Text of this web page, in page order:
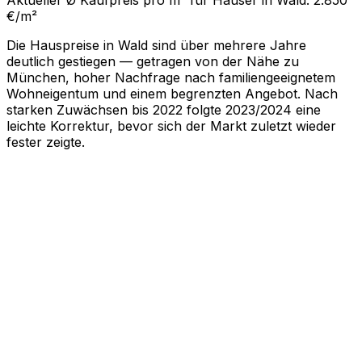
€/m²
Die Hauspreise in Wald sind über mehrere Jahre
deutlich gestiegen — getragen von der Nähe zu
München, hoher Nachfrage nach familiengeeignetem
Wohneigentum und einem begrenzten Angebot. Nach
starken Zuwächsen bis 2022 folgte 2023/2024 eine
leichte Korrektur, bevor sich der Markt zuletzt wieder
fester zeigte.